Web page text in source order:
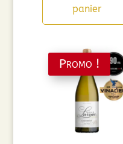
panier
Promo !